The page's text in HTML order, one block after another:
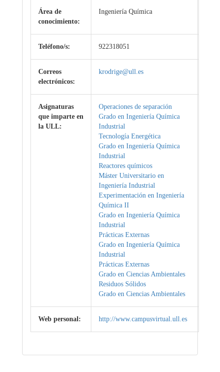
Área de
conocimiento:
Ingeniería Química
Teléfono/s: 922318051
Correos
electrónicos:
krodrige@ull.es
Asignaturas
que imparte en
la ULL:
Operaciones de separación
Grado en Ingeniería Química
Industrial
Tecnología Energética
Grado en Ingeniería Química
Industrial
Reactores químicos
Máster Universitario en
Ingeniería Industrial
Experimentación en Ingeniería
Química II
Grado en Ingeniería Química
Industrial
Prácticas Externas
Grado en Ingeniería Química
Industrial
Prácticas Externas
Grado en Ciencias Ambientales
Residuos Sólidos
Grado en Ciencias Ambientales
Web personal: http://www.campusvirtual.ull.es